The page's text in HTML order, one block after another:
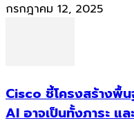
กรกฎาคม 12, 2025
Cisco ชี้โครงสร้างพื้
AI อาจเป็นทั้งภาระ แ